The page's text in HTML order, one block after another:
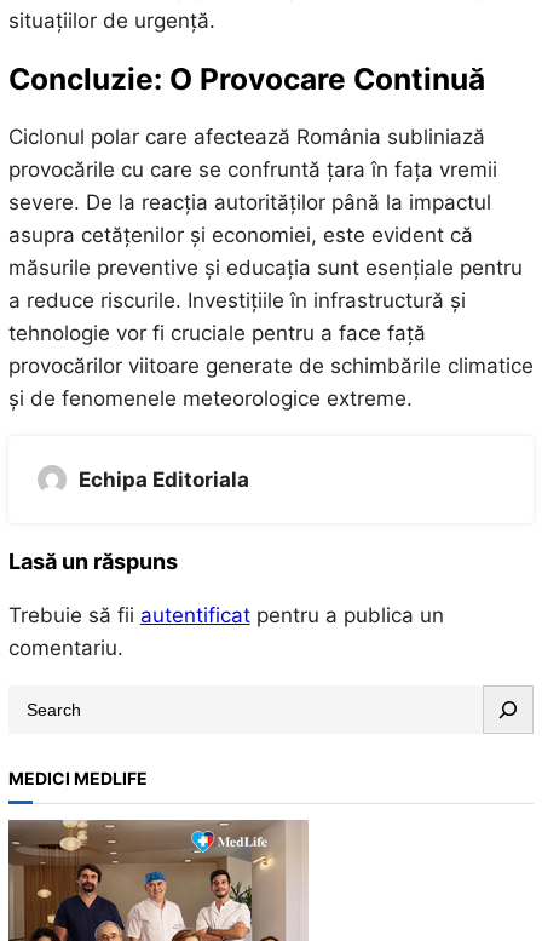
situațiilor de urgență.
Concluzie: O Provocare Continuă
Ciclonul polar care afectează România subliniază
provocările cu care se confruntă țara în fața vremii
severe. De la reacția autorităților până la impactul
asupra cetățenilor și economiei, este evident că
măsurile preventive și educația sunt esențiale pentru
a reduce riscurile. Investițiile în infrastructură și
tehnologie vor fi cruciale pentru a face față
provocărilor viitoare generate de schimbările climatice
și de fenomenele meteorologice extreme.
Echipa Editoriala
Lasă un răspuns
Trebuie să fii autentificatpentru a publica un
comentariu.
a
r
c
h
MEDICI MEDLIFE